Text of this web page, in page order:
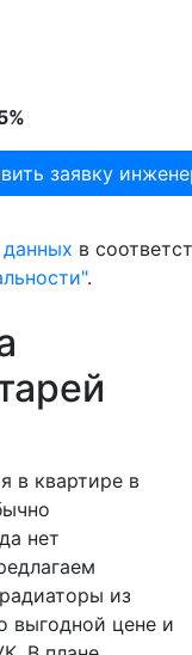
в
.
в квартире в
нет
из
выгодной цене и